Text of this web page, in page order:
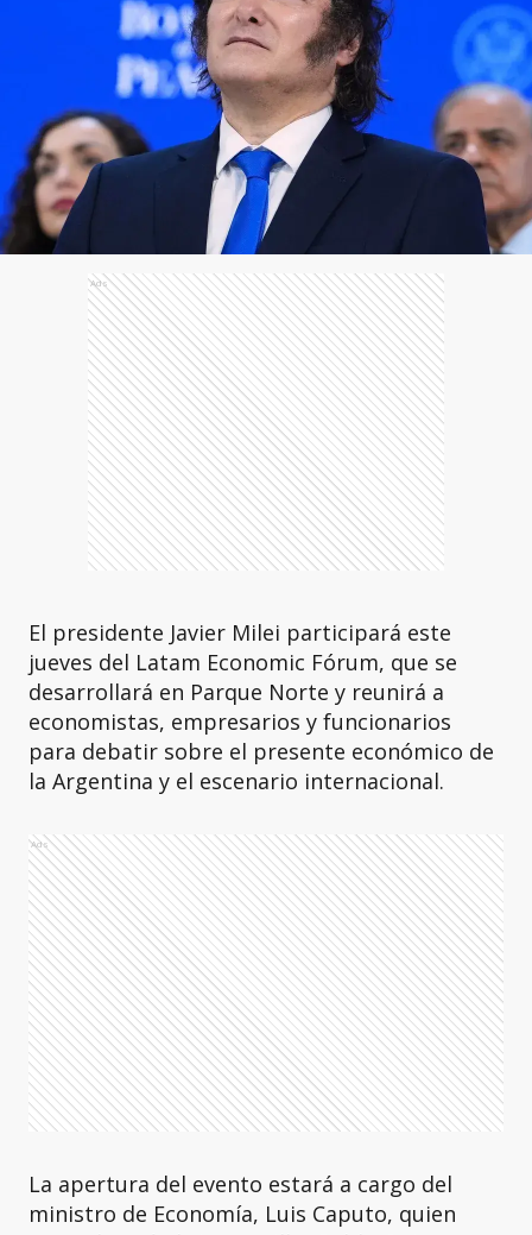
Ads
El presidente Javier Milei participará este
jueves del Latam Economic Fórum, que se
desarrollará en Parque Norte y reunirá a
economistas, empresarios y funcionarios
para debatir sobre el presente económico de
la Argentina y el escenario internacional.
Ads
La apertura del evento estará a cargo del
ministro de Economía, Luis Caputo, quien